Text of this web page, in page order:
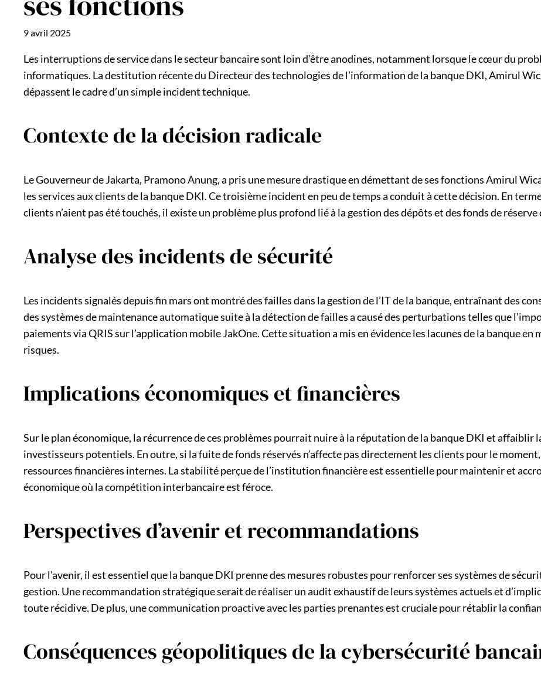
9 avril 2025
Les interruptions de service dans le secteur bancaire sont loin d’être anodines, notamment lorsque le cœur du
informatiques. La destitution récente du Directeur des technologies de l’information de la banque DKI, Amirul
dépassent le cadre d’un simple incident technique.
Contexte de la décision radicale
Le Gouverneur de Jakarta, Pramono Anung, a pris une mesure drastique en démettant de ses fonctions Amirul
les services aux clients de la banque DKI. Ce troisième incident en peu de temps a conduit à cette décision. En
clients n’aient pas été touchés, il existe un problème plus profond lié à la gestion des dépôts et des fonds de réserve
Analyse des incidents de sécurité
Les incidents signalés depuis fin mars ont montré des failles dans la gestion de l’IT de la banque, entraînant des
des systèmes de maintenance automatique suite à la détection de failles a causé des perturbations telles que
paiements via QRIS sur l’application mobile JakOne. Cette situation a mis en évidence les lacunes de la banque
risques.
Implications économiques et financières
Sur le plan économique, la récurrence de ces problèmes pourrait nuire à la réputation de la banque DKI et affaiblir
investisseurs potentiels. En outre, si la fuite de fonds réservés n’affecte pas directement les clients pour le
ressources financières internes. La stabilité perçue de l’institution financière est essentielle pour maintenir et
économique où la compétition interbancaire est féroce.
Perspectives d’avenir et recommandations
Pour l’avenir, il est essentiel que la banque DKI prenne des mesures robustes pour renforcer ses systèmes de
gestion. Une recommandation stratégique serait de réaliser un audit exhaustif de leurs systèmes actuels et
toute récidive. De plus, une communication proactive avec les parties prenantes est cruciale pour rétablir la
Conséquences géopolitiques de la cybersécurité